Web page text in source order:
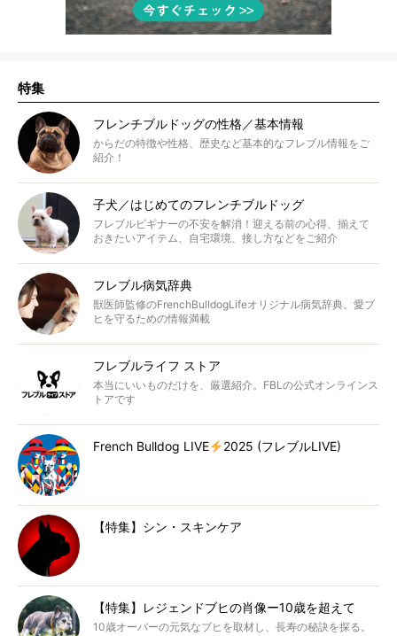
特集
フレンチブルドッグの性格／基本情報
からだの特徴や性格、歴史など基本的なフレブル情報をご
紹介！
子犬／はじめてのフレンチブルドッグ
フレブルビギナーの不安を解消！迎える前の心得、揃えて
おきたいアイテム、自宅環境、接し方などをご紹介
フレブル病気辞典
獣医師監修のFrenchBulldogLifeオリジナル病気辞典。愛ブ
ヒを守るための情報満載
フレブルライフ ストア
本当にいいものだけを、厳選紹介。FBLの公式オンラインス
トアです
French Bulldog LIVE 2025 (フレブルLIVE)
【特集】シン・スキンケア
【特集】レジェンドブヒの肖像ー10歳を超えて
10歳オーバーの元気なブヒを取材し、長寿の秘訣を探る。